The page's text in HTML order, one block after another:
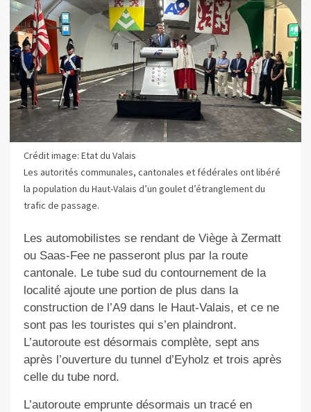
Crédit image: Etat du Valais
Les autorités communales, cantonales et fédérales ont libéré
la population du Haut-Valais d’un goulet d’étranglement du
trafic de passage.
Les automobilistes se rendant de Viège à Zermatt
ou Saas-Fee ne passeront plus par la route
cantonale. Le tube sud du contournement de la
localité ajoute une portion de plus dans la
construction de l’A9 dans le Haut-Valais, et ce ne
sont pas les touristes qui s’en plaindront.
L’autoroute est désormais complète, sept ans
après l’ouverture du tunnel d’Eyholz et trois après
celle du tube nord.
L’autoroute emprunte désormais un tracé en